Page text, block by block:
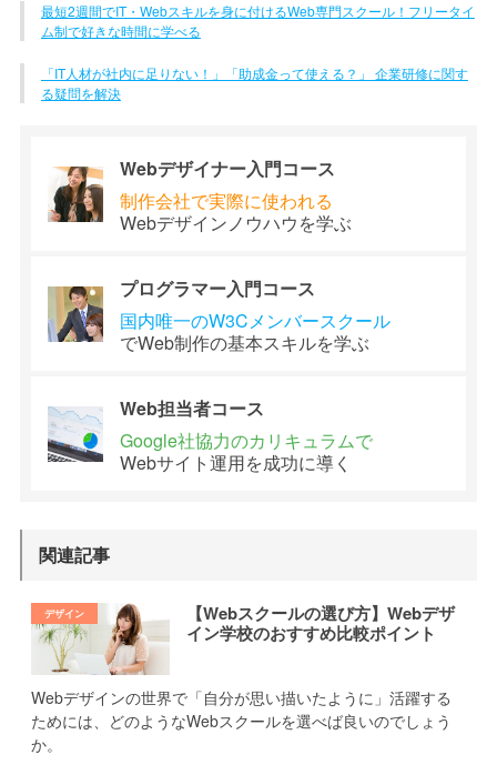
最短2週間でIT・Webスキルを身に付けるWeb専門スクール！フリータイ
ム制で好きな時間に学べる
「IT人材が社内に足りない！」「助成金って使える？」 企業研修に関す
る疑問を解決
Webデザイナー入門コース
制作会社で実際に使われる
Webデザインノウハウを学ぶ
プログラマー入門コース
国内唯一のW3Cメンバースクール
でWeb制作の基本スキルを学ぶ
Web担当者コース
Google社協力のカリキュラムで
Webサイト運用を成功に導く
関連記事
【Webスクールの選び方】Webデザ
イン学校のおすすめ比較ポイント
Webデザインの世界で「自分が思い描いたように」活躍する
ためには、どのようなWebスクールを選べば良いのでしょう
か。